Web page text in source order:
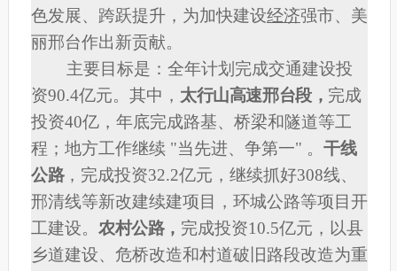
色发展、跨跃提升，为加快建设经济强市、美
丽邢台作出新贡献。
主要目标是：全年计划完成交通建设投
资90.4亿元。其中， 太行山高速邢台段， 完成
投资40亿，年底完成路基、桥梁和隧道等工
程；地方工作继续 "当先进、争第一" 。 干线
公路， 完成投资32.2亿元，继续抓好308线、
邢清线等新改建续建项目，环城公路等项目开
工建设。 农村公路， 完成投资10.5亿元，以县
乡道建设、危桥改造和村道破旧路段改造为重